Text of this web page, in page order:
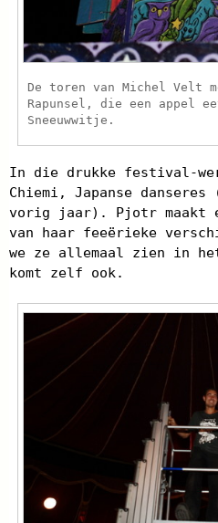
De toren van Michel Velt
Rapunsel, die een appel
Sneeuwwitje.
In die drukke festival-
Chiemi, Japanse danseres
vorig jaar). Pjotr maakt
van haar feeërieke
we ze allemaal zien in
komt zelf ook.